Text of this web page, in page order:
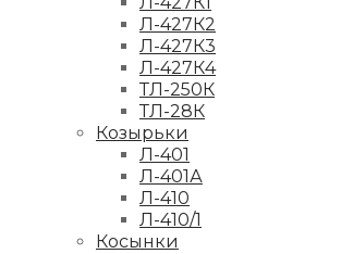
Л-427К2
Л-427К3
Л-427К4
ТЛ-250К
ТЛ-28К
Козырьки
Л-401
Л-401А
Л-410
Л-410/1
Косынки